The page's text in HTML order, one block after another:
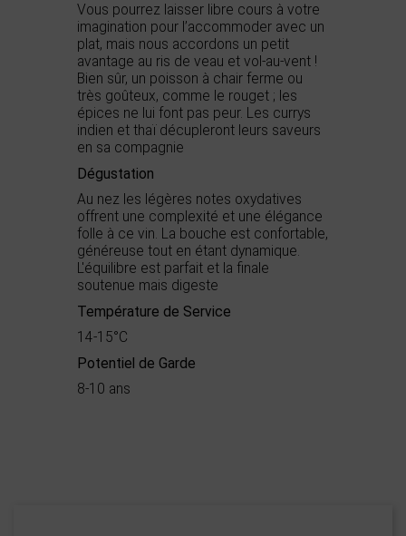
Vous pourrez laisser libre cours à votre
imagination pour l’accommoder avec un
plat, mais nous accordons un petit
avantage au ris de veau et vol-au-vent !
Bien sûr, un poisson à chair ferme ou
très goûteux, comme le rouget ; les
épices ne lui font pas peur. Les currys
indien et thaï décupleront leurs saveurs
en sa compagnie
Dégustation
Au nez les légères notes oxydatives
offrent une complexité et une élégance
folle à ce vin. La bouche est confortable,
généreuse tout en étant dynamique.
L'équilibre est parfait et la finale
soutenue mais digeste
Température de Service
14-15°C
Potentiel de Garde
8-10 ans